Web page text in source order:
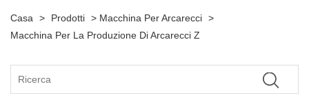
Casa > Prodotti > Macchina Per Arcarecci >
Macchina Per La Produzione Di Arcarecci Z